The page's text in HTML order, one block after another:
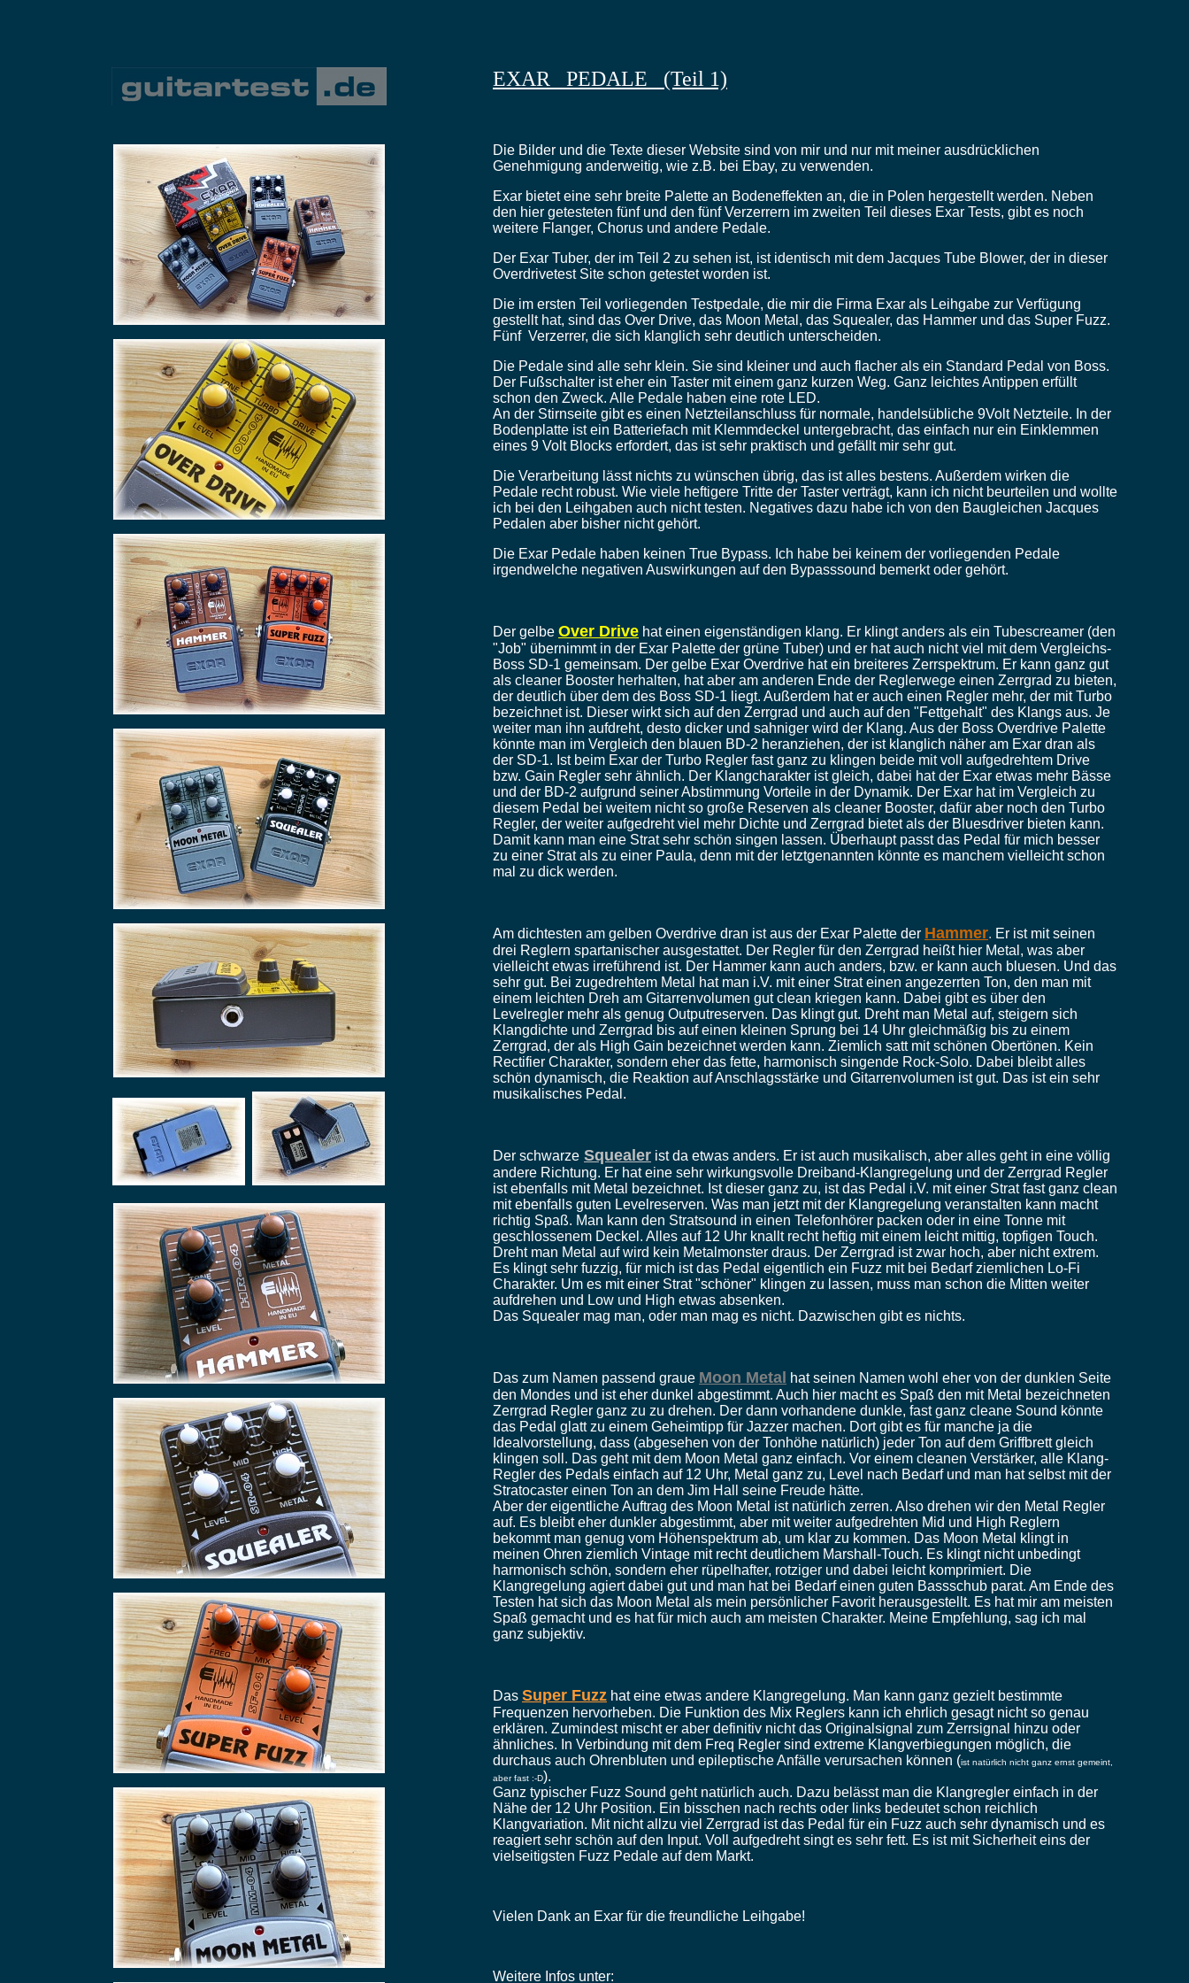
EXAR PEDALE (Teil 1)
Die Bilder und die Texte dieser Website sind von mir und nur mit meiner ausdrücklichen
Genehmigung anderweitig, wie z.B. bei Ebay, zu verwenden.
Exar bietet eine sehr breite Palette an Bodeneffekten an, die in Polen hergestellt werden. Neben
den hier getesteten fünf und den fünf Verzerrern im zweiten Teil dieses Exar Tests, gibt es noch
weitere Flanger, Chorus und andere Pedale.
Der Exar Tuber, der im Teil 2 zu sehen ist, ist identisch mit dem Jacques Tube Blower, der in dieser
Overdrivetest Site schon getestet worden ist.
Die im ersten Teil vorliegenden Testpedale, die mir die Firma Exar als Leihgabe zur Verfügung
gestellt hat, sind das Over Drive, das Moon Metal, das Squealer, das Hammer und das Super Fuzz.
Fünf Verzerrer, die sich klanglich sehr deutlich unterscheiden.
Die Pedale sind alle sehr klein. Sie sind kleiner und auch flacher als ein Standard Pedal von Boss.
Der Fußschalter ist eher ein Taster mit einem ganz kurzen Weg. Ganz leichtes Antippen erfüllt
schon den Zweck. Alle Pedale haben eine rote LED.
An der Stirnseite gibt es einen Netzteilanschluss für normale, handelsübliche 9Volt Netzteile. In der
Bodenplatte ist ein Batteriefach mit Klemmdeckel untergebracht, das einfach nur ein Einklemmen
eines 9 Volt Blocks erfordert, das ist sehr praktisch und gefällt mir sehr gut.
Die Verarbeitung lässt nichts zu wünschen übrig, das ist alles bestens. Außerdem wirken die
Pedale recht robust. Wie viele heftigere Tritte der Taster verträgt, kann ich nicht beurteilen und wollte
ich bei den Leihgaben auch nicht testen. Negatives dazu habe ich von den Baugleichen Jacques
Pedalen aber bisher nicht gehört.
Die Exar Pedale haben keinen True Bypass. Ich habe bei keinem der vorliegenden Pedale
irgendwelche negativen Auswirkungen auf den Bypasssound bemerkt oder gehört.
Der gelbe Over Drive hat einen eigenständigen klang. Er klingt anders als ein Tubescreamer (den
"Job" übernimmt in der Exar Palette der grüne Tuber) und er hat auch nicht viel mit dem Vergleichs-
Boss SD-1 gemeinsam. Der gelbe Exar Overdrive hat ein breiteres Zerrspektrum. Er kann ganz gut
als cleaner Booster herhalten, hat aber am anderen Ende der Reglerwege einen Zerrgrad zu bieten,
der deutlich über dem des Boss SD-1 liegt. Außerdem hat er auch einen Regler mehr, der mit Turbo
bezeichnet ist. Dieser wirkt sich auf den Zerrgrad und auch auf den "Fettgehalt" des Klangs aus. Je
weiter man ihn aufdreht, desto dicker und sahniger wird der Klang. Aus der Boss Overdrive Palette
könnte man im Vergleich den blauen BD-2 heranziehen, der ist klanglich näher am Exar dran als
der SD-1. Ist beim Exar der Turbo Regler fast ganz zu klingen beide mit voll aufgedrehtem Drive
bzw. Gain Regler sehr ähnlich. Der Klangcharakter ist gleich, dabei hat der Exar etwas mehr Bässe
und der BD-2 aufgrund seiner Abstimmung Vorteile in der Dynamik. Der Exar hat im Vergleich zu
diesem Pedal bei weitem nicht so große Reserven als cleaner Booster, dafür aber noch den Turbo
Regler, der weiter aufgedreht viel mehr Dichte und Zerrgrad bietet als der Bluesdriver bieten kann.
Damit kann man eine Strat sehr schön singen lassen. Überhaupt passt das Pedal für mich besser
zu einer Strat als zu einer Paula, denn mit der letztgenannten könnte es manchem vielleicht schon
mal zu dick werden.
Am dichtesten am gelben Overdrive dran ist aus der Exar Palette der Hammer. Er ist mit seinen
drei Reglern spartanischer ausgestattet. Der Regler für den Zerrgrad heißt hier Metal, was aber
vielleicht etwas irreführend ist. Der Hammer kann auch anders, bzw. er kann auch bluesen. Und das
sehr gut. Bei zugedrehtem Metal hat man i.V. mit einer Strat einen angezerrten Ton, den man mit
einem leichten Dreh am Gitarrenvolumen gut clean kriegen kann. Dabei gibt es über den
Levelregler mehr als genug Outputreserven. Das klingt gut. Dreht man Metal auf, steigern sich
Klangdichte und Zerrgrad bis auf einen kleinen Sprung bei 14 Uhr gleichmäßig bis zu einem
Zerrgrad, der als High Gain bezeichnet werden kann. Ziemlich satt mit schönen Obertönen. Kein
Rectifier Charakter, sondern eher das fette, harmonisch singende Rock-Solo. Dabei bleibt alles
schön dynamisch, die Reaktion auf Anschlagsstärke und Gitarrenvolumen ist gut. Das ist ein sehr
musikalisches Pedal.
Der schwarze Squealer ist da etwas anders. Er ist auch musikalisch, aber alles geht in eine völlig
andere Richtung. Er hat eine sehr wirkungsvolle Dreiband-Klangregelung und der Zerrgrad Regler
ist ebenfalls mit Metal bezeichnet. Ist dieser ganz zu, ist das Pedal i.V. mit einer Strat fast ganz clean
mit ebenfalls guten Levelreserven. Was man jetzt mit der Klangregelung veranstalten kann macht
richtig Spaß. Man kann den Stratsound in einen Telefonhörer packen oder in eine Tonne mit
geschlossenem Deckel. Alles auf 12 Uhr knallt recht heftig mit einem leicht mittig, topfigen Touch.
Dreht man Metal auf wird kein Metalmonster draus. Der Zerrgrad ist zwar hoch, aber nicht extrem.
Es klingt sehr fuzzig, für mich ist das Pedal eigentlich ein Fuzz mit bei Bedarf ziemlichen Lo-Fi
Charakter. Um es mit einer Strat "schöner" klingen zu lassen, muss man schon die Mitten weiter
aufdrehen und Low und High etwas absenken.
Das Squealer mag man, oder man mag es nicht. Dazwischen gibt es nichts.
Das zum Namen passend graue Moon Metal
hat seinen Namen wohl eher von der dunklen Seite
den Mondes und ist eher dunkel abgestimmt. Auch hier macht es Spaß den mit Metal bezeichneten
Zerrgrad Regler ganz zu zu drehen. Der dann vorhandene dunkle, fast ganz cleane Sound könnte
das Pedal glatt zu einem Geheimtipp für Jazzer machen. Dort gibt es für manche ja die
Idealvorstellung, dass (abgesehen von der Tonhöhe natürlich) jeder Ton auf dem Griffbrett gleich
klingen soll. Das geht mit dem Moon Metal ganz einfach. Vor einem cleanen Verstärker, alle Klang-
Regler des Pedals einfach auf 12 Uhr, Metal ganz zu, Level nach Bedarf und man hat selbst mit der
Stratocaster einen Ton an dem Jim Hall seine Freude hätte.
Aber der eigentliche Auftrag des Moon Metal ist natürlich zerren. Also drehen wir den Metal Regler
auf. Es bleibt eher dunkler abgestimmt, aber mit weiter aufgedrehten Mid und High Reglern
bekommt man genug vom Höhenspektrum ab, um klar zu kommen. Das Moon Metal klingt in
meinen Ohren ziemlich Vintage mit recht deutlichem Marshall-Touch. Es klingt nicht unbedingt
harmonisch schön, sondern eher rüpelhafter, rotziger und dabei leicht komprimiert. Die
Klangregelung agiert dabei gut und man hat bei Bedarf einen guten Bassschub parat. Am Ende des
Testen hat sich das Moon Metal als mein persönlicher Favorit herausgestellt. Es hat mir am meisten
Spaß gemacht und es hat für mich auch am meisten Charakter. Meine Empfehlung, sag ich mal
ganz subjektiv.
Das Super Fuzz hat eine etwas andere Klangregelung. Man kann ganz gezielt bestimmte
Frequenzen hervorheben. Die Funktion des Mix Reglers kann ich ehrlich gesagt nicht so genau
erklären. Zumindest mischt er aber definitiv nicht das Originalsignal zum Zerrsignal hinzu oder
ähnliches. In Verbindung mit dem Freq Regler sind extreme Klangverbiegungen möglich, die
durchaus auch Ohrenbluten und epileptische Anfälle verursachen können (ist natürlich nicht ganz ernst gemeint,
aber fast :-D).
Ganz typischer Fuzz Sound geht natürlich auch. Dazu belässt man die Klangregler einfach in der
Nähe der 12 Uhr Position. Ein bisschen nach rechts oder links bedeutet schon reichlich
Klangvariation. Mit nicht allzu viel Zerrgrad ist das Pedal für ein Fuzz auch sehr dynamisch und es
reagiert sehr schön auf den Input. Voll aufgedreht singt es sehr fett. Es ist mit Sicherheit eins der
vielseitigsten Fuzz Pedale auf dem Markt.
Vielen Dank an Exar für die freundliche Leihgabe!
Weitere Infos unter: